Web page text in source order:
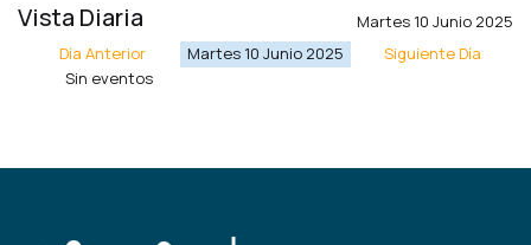
Vista Diaria
Martes 10 Junio 2025
Día Anterior
Martes 10 Junio 2025
Siguiente Día
Sin eventos